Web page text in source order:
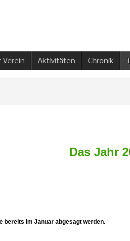
Verein Aktivitäten Chronik
Das Jahr
bereits im Januar abgesagt werden.